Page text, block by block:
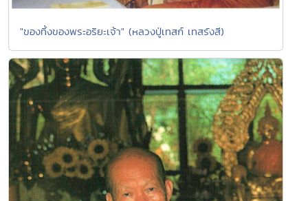
"ของทิ้งของพระอริยะเจ้า" (หลวงปู่เทสก์ เทสรังสี)